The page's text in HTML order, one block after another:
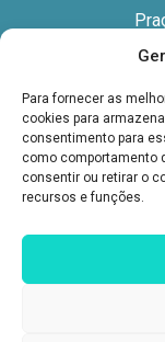
Para fornecer as
cookies para
consentimento para
como comportamento
consentir ou retirar o
recursos e funções.
Ed.